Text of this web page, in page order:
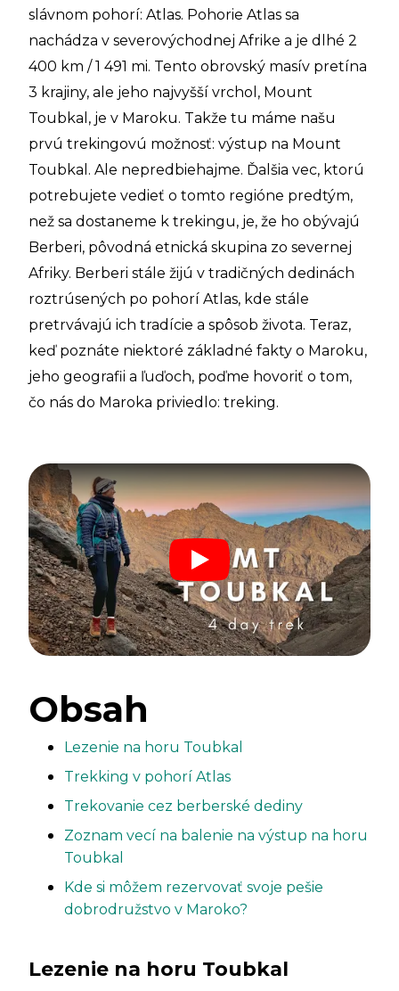
slávnom pohorí: Atlas. Pohorie Atlas sa
nachádza v severovýchodnej Afrike a je dlhé 2
400 km / 1 491 mi. Tento obrovský masív pretína
3 krajiny, ale jeho najvyšší vrchol, Mount
Toubkal, je v Maroku. Takže tu máme našu
prvú trekingovú možnosť: výstup na Mount
Toubkal. Ale nepredbiehajme. Ďalšia vec, ktorú
potrebujete vedieť o tomto regióne predtým,
než sa dostaneme k trekingu, je, že ho obývajú
Berberi, pôvodná etnická skupina zo severnej
Afriky. Berberi stále žijú v tradičných dedinách
roztrúsených po pohorí Atlas, kde stále
pretrvávajú ich tradície a spôsob života. Teraz,
keď poznáte niektoré základné fakty o Maroku,
jeho geografii a ľuďoch, poďme hovoriť o tom,
čo nás do Maroka priviedlo: treking.
Obsah
Lezenie na horu Toubkal
Trekking v pohorí Atlas
Trekovanie cez berberské dediny
Zoznam vecí na balenie na výstup na horu
Toubkal
Kde si môžem rezervovať svoje pešie
dobrodružstvo v Maroko?
Lezenie na horu Toubkal